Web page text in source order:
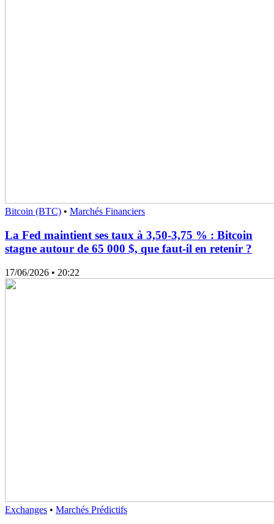
Bitcoin (BTC) • Marchés Financiers
La Fed maintient ses taux à 3,50-3,75 % : Bitcoin
stagne autour de 65 000 $, que faut-il en retenir ?
17/06/2026 • 20:22
Exchanges • Marchés Prédictifs